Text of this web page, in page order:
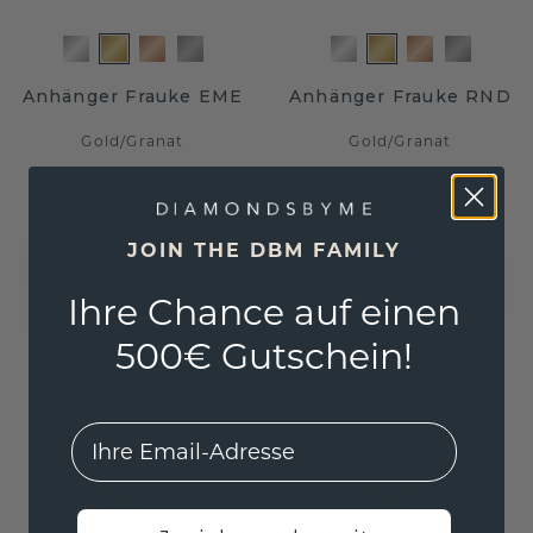
Anhänger Frauke EME
Gold/Granat
Exkl. MwSt. & Zölle
Anhänger Frauke RND
Gold/Granat
Exkl. MwSt. & Zölle
JOIN THE DBM FAMILY
Ihre Chance auf einen
500€ Gutschein!
EMail